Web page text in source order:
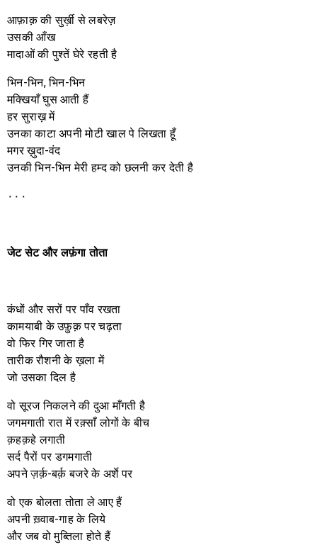
आफ़ाक़ की सुर्ख़ी से लबरेज़
उसकी आँख
मादाओं की पुश्तें घेरे रहती है
भिन-भिन, भिन-भिन
मक्खियाँ घुस आती हैं
हर सुराख़ में
उनका काटा अपनी मोटी खाल पे लिखता हूँ
मगर ख़ुदा-वंद
उनकी भिन-भिन मेरी हम्द को छलनी कर देती है
٠٠٠
जेट सेट और लफ़ंगा तोता
कंधों और सरों पर पाँव रखता
कामयाबी के उफ़ुक़ पर चढ़ता
वो फिर गिर जाता है
तारीक रौशनी के ख़ला में
जो उसका दिल है
वो सूरज निकलने की दुआ माँगती है
जगमगाती रात में रक़्साँ लोगों के बीच
क़हक़हे लगाती
सर्द पैरों पर डगमगाती
अपने ज़र्क़-बर्क़ बजरे के अर्शे पर
वो एक बोलता तोता ले आए हैं
अपनी ख़्वाब-गाह के लिये
और जब वो मुब्तिला होते हैं